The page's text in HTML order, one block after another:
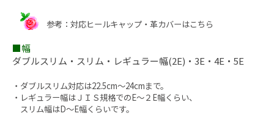
参考： 対応ヒールキャップ・革カバーはこちら
■幅
ダブルスリム・スリム・レギュラー幅(2E)・3E・4E・5E
・ダブルスリム対応は22.5cm～24cmまで。
・レギュラー幅はＪＩＳ規格でのE～２E幅くらい、
スリム幅はD～E幅くらいです。